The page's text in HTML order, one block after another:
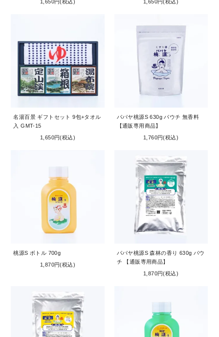
1,650円(税込) 1,650円(税込)
名湯百景 ギフトセット 9包+タオル
入 GMT-15
1,650円(税込)
パパヤ桃源S 630g パウチ 無香料
【通販専用商品】
1,760円(税込)
桃源S ボトル 700g
1,870円(税込)
パパヤ桃源S 森林の香り 630g パウ
チ 【通販専用商品】
1,870円(税込)